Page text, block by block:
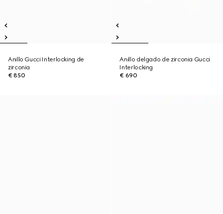
Anillo Gucci Interlocking de
zirconia
€ 850
Anillo delgado de zirconia Gucci
Interlocking
€ 690